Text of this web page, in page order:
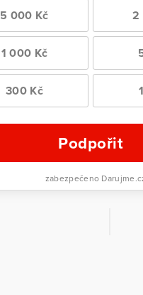
5 000 Kč 2
1 000 Kč
300 Kč
Podpořit
zabezpečeno